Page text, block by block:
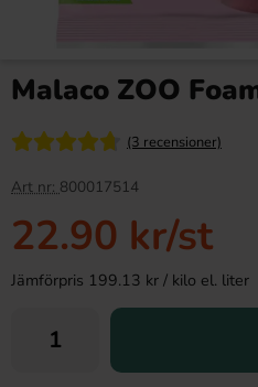
Malaco ZOO
(3 recensioner)
Art nr: 800017514
22.90 kr/st
Jämförpris 199.13 kr / kilo el. liter